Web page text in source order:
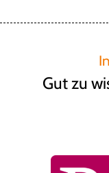
Gut zu